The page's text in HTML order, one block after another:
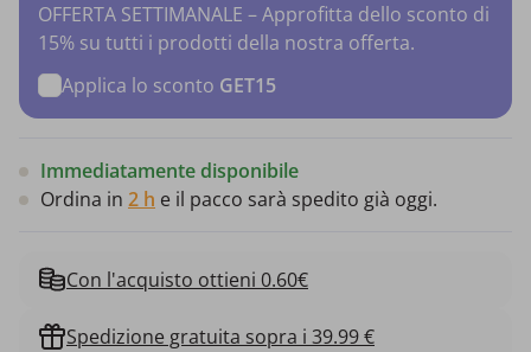
OFFERTA SETTIMANALE – Approfitta dello sconto di
15% su tutti i prodotti della nostra offerta.
Applica lo sconto GET15
Immediatamente disponibile
Ordina in 2 h e il pacco sarà spedito già oggi.
Con l'acquisto ottieni 0.60€
Spedizione gratuita sopra i 39.99 €